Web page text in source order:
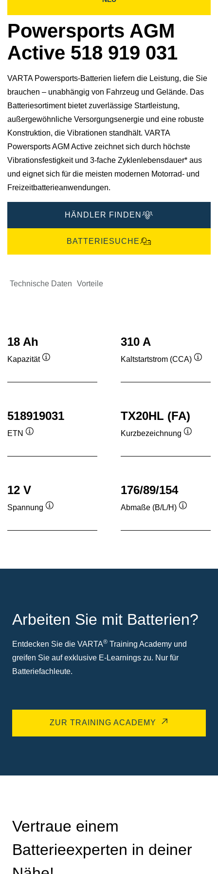
Powersports AGM
Active 518 919 031
VARTA Powersports-Batterien liefern die Leistung, die Sie
brauchen – unabhängig von Fahrzeug und Gelände. Das
Batteriesortiment bietet zuverlässige Startleistung,
außergewöhnliche Versorgungsenergie und eine robuste
Konstruktion, die Vibrationen standhält. VARTA
Powersports AGM Active zeichnet sich durch höchste
Vibrationsfestigkeit und 3-fache Zyklenlebensdauer* aus
und eignet sich für die meisten modernen Motorrad- und
Freizeitbatterieanwendungen.
HÄNDLER FINDEN
BATTERIESUCHE
Technische Daten Vorteile
18 Ah
Kapazität
310 A
Kaltstartstrom (CCA)
518919031
ETN
TX20HL (FA)
Kurzbezeichnung
12 V
Spannung
176/89/154
Abmaße (B/L/H)
Arbeiten Sie mit Batterien?
Entdecken Sie die VARTA® Training Academy und
greifen Sie auf exklusive E-Learnings zu. Nur für
Batteriefachleute.
ZUR TRAINING ACADEMY
Vertraue einem
Batterieexperten in deiner